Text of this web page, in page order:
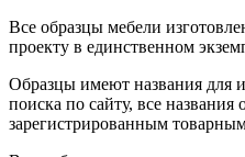
Все образцы мебели
проекту в единственном
Образцы имеют названия для
поиска по сайту, все названия
зарегистрированным